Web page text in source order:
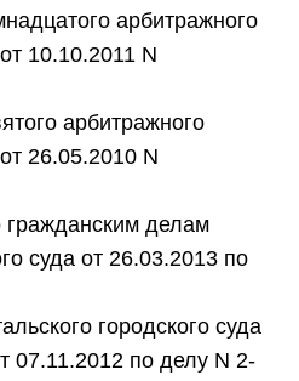
арбитражного
10.10.2011 N
арбитражного
26.05.2010 N
делам
суда от 26.03.2013 по
городского суда
07.11.2012 по делу N 2-